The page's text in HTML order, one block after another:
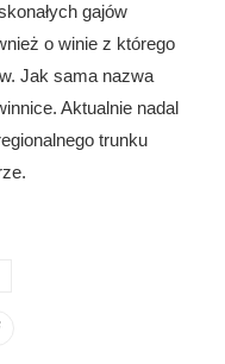
gajów
o winie z którego
Jak sama nazwa
Aktualnie nadal
trunku